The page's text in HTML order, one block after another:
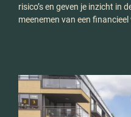
risico’s en geven je inzicht in
meenemen van een